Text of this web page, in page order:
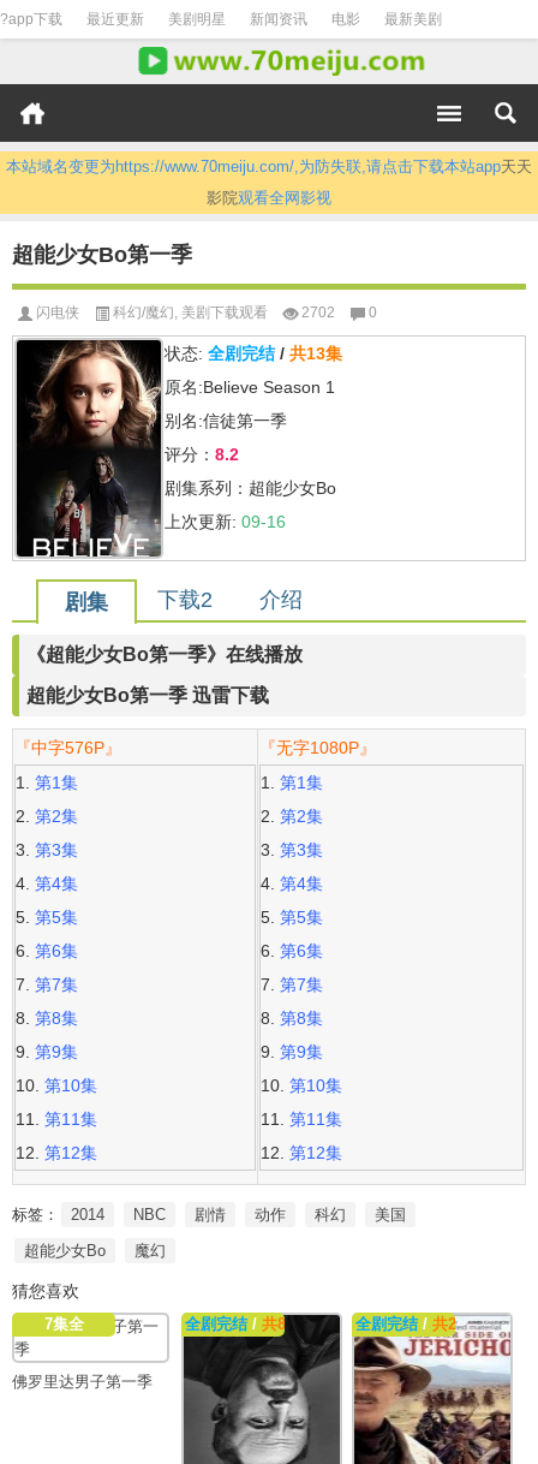
?app下载 最近更新 美剧明星 新闻资讯 电影 最新美剧
本站域名变更为https://www.70meiju.com/,为防失联,请点击下载本站app天天
影院观看全网影视
超能少女Bo第一季
闪电侠 科幻/魔幻, 美剧下载观看 2702 0
状态: 全剧完结/ 共13集
原名:Believe Season 1
别名:信徒第一季
评分： 8.2
剧集系列：超能少女Bo
上次更新: 09-16
剧集 下载2 介绍
《超能少女Bo第一季》在线播放
超能少女Bo第一季 迅雷下载
『中字576P』
第1集
第2集
第3集
第4集
第5集
第6集
第7集
第8集
第9集
第10集
第11集
第12集
『无字1080P』
第1集
第2集
第3集
第4集
第5集
第6集
第7集
第8集
第9集
第10集
第11集
第12集
标签： 2014 NBC 剧情 动作 科幻
美国
超能少女Bo
魔幻
猜您喜欢
7集全
佛罗里达男子第一季
全剧完结 /共8集 全剧完结/ 共22集